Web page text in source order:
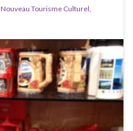
Nouveau Tourisme Culturel,